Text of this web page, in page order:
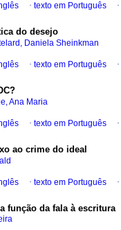
· texto em Português ·
do desejo
Daniela Sheinkman
· texto em Português ·
Ana Maria
· texto em Português ·
ao crime do ideal
· texto em Português ·
função da fala à escritura